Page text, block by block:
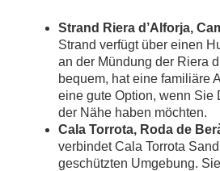
Strand Riera d’Alforja,
Strand verfügt über einen
an der Mündung der Riera
bequem, hat eine familiäre
eine gute Option, wenn Sie
der Nähe haben möchten.
Cala Torrota, Roda de
verbindet Cala Torrota
geschützten Umgebung.